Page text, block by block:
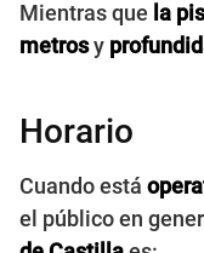
Mientras que la
metrosy
Horario
Cuando está
el público en